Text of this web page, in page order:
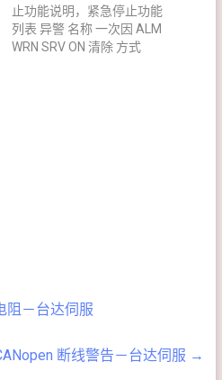
止功能说明，紧急停止功能
列表 异警 名称 一次因 ALM
WRN SRV ON 清除 方式
法 排除方法 未接紧急停止开
关(Archer) 如应用不需要紧
蔽，方法见 => 台达伺服快
阻－台达伺服
断线警告－台达伺服 →